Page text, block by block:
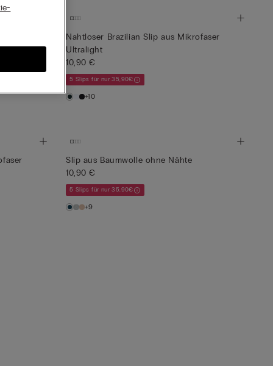
Nahtloser Brazilian Slip aus Mikrofaser
Ultralight
10,90 €
5 Slips für nur 35,90€
+10
Slip aus Baumwolle ohne Nähte
10,90 €
5 Slips für nur 35,90€
+9